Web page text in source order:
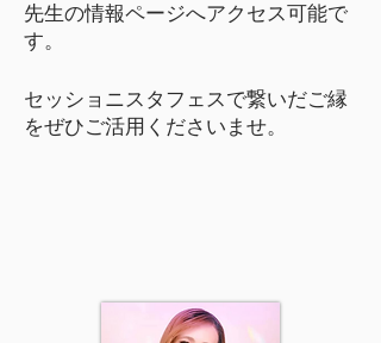
先生の情報ページへアクセス可能で
す。
​セッショニスタフェスで繋いだご縁
をぜひご活用くださいませ。